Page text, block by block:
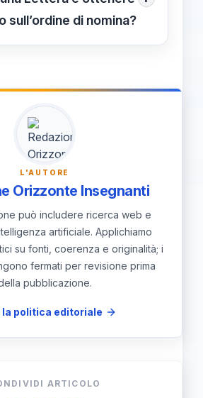
Se presenti abilitazioni
sull’ordine di nomina?
termini stabiliti dall’ufficio
o PEC) e conserva la
l’esito e richiedi
brevi termini.
L'AUTORE
Orizzonte Insegnanti
può includere ricerca web e
artificiale. Applichiamo
su fonti, coerenza e originalità; i
fermati per revisione prima
pubblicazione.
la politica editoriale
ARTICOLO